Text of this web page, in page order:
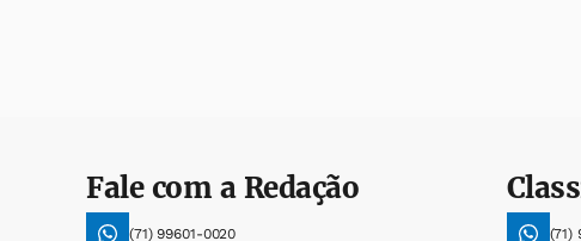
Fale com a Redação
(71) 99601-0020 (71)